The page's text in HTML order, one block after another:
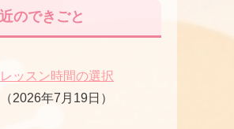
のできごと
レッスン時間の選択
（2026年7月19日）